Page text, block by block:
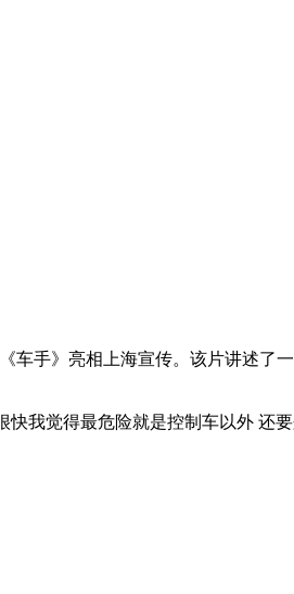
手》亮相上海宣传。该片讲述了
我觉得最危险就是控制车以外 还要